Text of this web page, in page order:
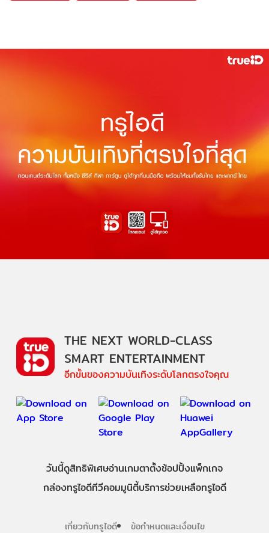
THE NEXT WORLD-CLASS
SMART ENTERTAINMENT
อีกขั้นของความบันเทิงระดับโลกตรงใจคุณ
วันนี้ดูสิทธิพิเศษอ่านเกมตาตั้งช้อปปิ้งแพ็กเกจ
กล่องทรูไอดีทีวีคอมมูนิตี้บริการช่วยเหลือทรูไอดี
เกี่ยวกับทรูไอดี ข้อกำหนดและเงื่อนไข